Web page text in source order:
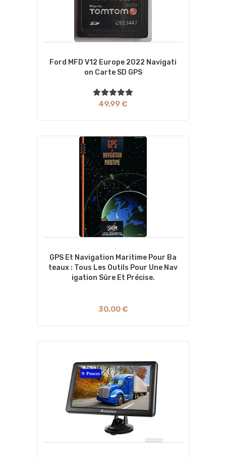
Ford MFD V12 Europe 2022 Navigati
On Carte SD GPS
49,99 €
GPS Et Navigation Maritime Pour Ba
Teaux : Tous Les Outils Pour Une Nav
Igation Sûre Et Précise.
30,00 €